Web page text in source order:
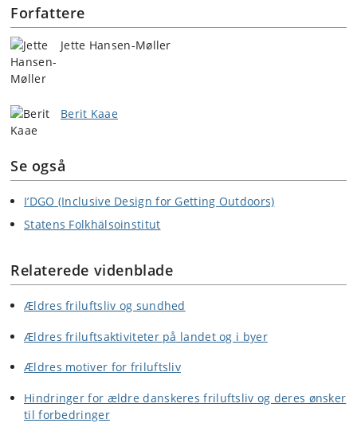
Forfattere
Jette Hansen-Møller
Berit Kaae
Se også
I’DGO (Inclusive Design for Getting Outdoors)
Statens Folkhälsoinstitut
Relaterede videnblade
Ældres friluftsliv og sundhed
Ældres friluftsaktiviteter på landet og i byer
Ældres motiver for friluftsliv
Hindringer for ældre danskeres friluftsliv og deres ønsker
til forbedringer